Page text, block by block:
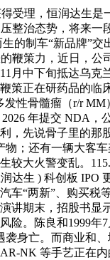
理，恒润达生是
整治态势，将来
的制车“新品牌”
策力，近日，公
月中下旬抵达乌
策正在研药品的
性骨髓瘤（r/r
年提交 NDA
，先说骨子里的
；还有一辆大客
较大火警变乱。
达生 ) 科创板 IPO
车“两新”、购买
讲期末，招股书显
险。陈良和1999
身亡。而商业和
NK 等手艺正在